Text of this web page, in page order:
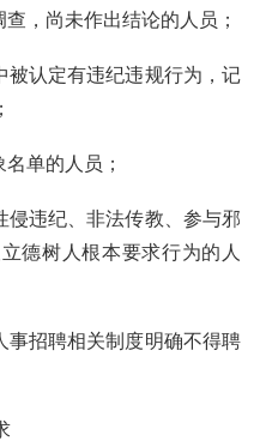
，尚未作出结论的人员；
被认定有违纪违规行为，记
单的人员；
侵违纪、非法传教、参与邪
德树人根本要求行为的人
事招聘相关制度明确不得聘